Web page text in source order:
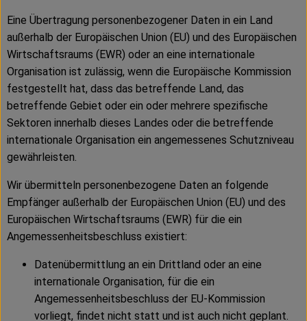
Eine Übertragung personenbezogener Daten in ein Land
außerhalb der Europäischen Union (EU) und des Europäischen
Wirtschaftsraums (EWR) oder an eine internationale
Organisation ist zulässig, wenn die Europäische Kommission
festgestellt hat, dass das betreffende Land, das
betreffende Gebiet oder ein oder mehrere spezifische
Sektoren innerhalb dieses Landes oder die betreffende
internationale Organisation ein angemessenes Schutzniveau
gewährleisten.
Wir übermitteln personenbezogene Daten an folgende
Empfänger außerhalb der Europäischen Union (EU) und des
Europäischen Wirtschaftsraums (EWR) für die ein
Angemessenheitsbeschluss existiert:
Datenübermittlung an ein Drittland oder an eine
internationale Organisation, für die ein
Angemessenheitsbeschluss der EU-Kommission
vorliegt, findet nicht statt und ist auch nicht geplant.